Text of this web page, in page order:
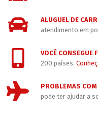
ALUGUEL DE
atendimento em
VOCÊ CONSEGUE
200 países.
PROBLEMAS
pode ter ajudar a